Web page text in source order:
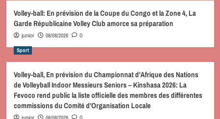
Volley-ball: En prévision de la Coupe du Congo et la Zone 4, La
Garde Républicaine Volley Club amorce sa préparation
junior 08/08/2026 0
Sport
Volley-ball, En prévision du Championnat d’Afrique des Nations
de Volleyball Indoor Messieurs Seniors – Kinshasa 2026: La
Fevoco rend public la liste officielle des membres des différentes
commissions du Comité d’Organisation Locale
junior 08/08/2026 0